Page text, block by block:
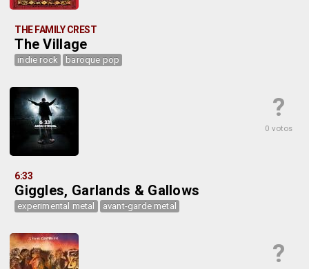
THE FAMILY CREST
The Village
indie rock baroque pop
?
0 votos
6:33
Giggles, Garlands & Gallows
experimental metal avant-garde metal
?